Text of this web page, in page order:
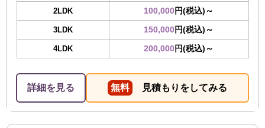
2LDK 100,000円(税込)～
3LDK 150,000円(税込)～
4LDK 200,000円(税込)～
詳細を見る 無料 見積もりをしてみる